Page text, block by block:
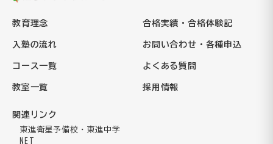
教育理念
入塾の流れ
コース一覧
教室一覧
合格実績・合格体験記
お問い合わせ・各種申込
よくある質問
採用情報
関連リンク
東進衛星予備校・東進中学
NET